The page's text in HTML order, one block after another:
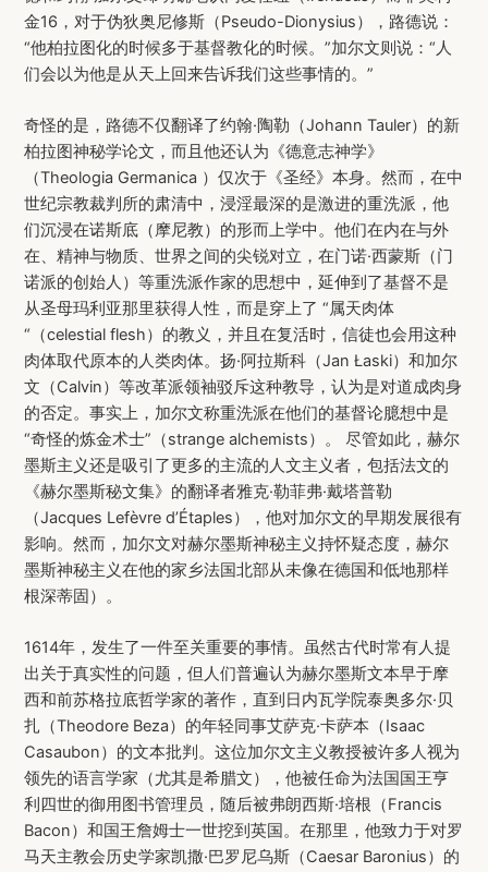
金16，对于伪狄奥尼修斯（Pseudo-Dionysius），路德说：
“他柏拉图化的时候多于基督教化的时候。”加尔文则说：“人
们会以为他是从天上回来告诉我们这些事情的。”
奇怪的是，路德不仅翻译了约翰·陶勒（Johann Tauler）的新
柏拉图神秘学论文，而且他还认为《德意志神学》
（Theologia Germanica ）仅次于《圣经》本身。然而，在中
世纪宗教裁判所的肃清中，浸淫最深的是激进的重洗派，他
们沉浸在诺斯底（摩尼教）的形而上学中。他们在内在与外
在、精神与物质、世界之间的尖锐对立，在门诺·西蒙斯（门
诺派的创始人）等重洗派作家的思想中，延伸到了基督不是
从圣母玛利亚那里获得人性，而是穿上了 “属天肉体
“（celestial flesh）的教义，并且在复活时，信徒也会用这种
肉体取代原本的人类肉体。扬·阿拉斯科（Jan Łaski）和加尔
文（Calvin）等改革派领袖驳斥这种教导，认为是对道成肉身
的否定。事实上，加尔文称重洗派在他们的基督论臆想中是
“奇怪的炼金术士”（strange alchemists）。 尽管如此，赫尔
墨斯主义还是吸引了更多的主流的人文主义者，包括法文的
《赫尔墨斯秘文集》的翻译者雅克·勒菲弗·戴塔普勒
（Jacques Lefèvre d’Étaples），他对加尔文的早期发展很有
影响。然而，加尔文对赫尔墨斯神秘主义持怀疑态度，赫尔
墨斯神秘主义在他的家乡法国北部从未像在德国和低地那样
根深蒂固）。
1614年，发生了一件至关重要的事情。虽然古代时常有人提
出关于真实性的问题，但人们普遍认为赫尔墨斯文本早于摩
西和前苏格拉底哲学家的著作，直到日内瓦学院泰奥多尔·贝
扎（Theodore Beza）的年轻同事艾萨克·卡萨本（Isaac
Casaubon）的文本批判。这位加尔文主义教授被许多人视为
领先的语言学家（尤其是希腊文），他被任命为法国国王亨
利四世的御用图书管理员，随后被弗朗西斯·培根（Francis
Bacon）和国王詹姆士一世挖到英国。在那里，他致力于对罗
马天主教会历史学家凯撒·巴罗尼乌斯（Caesar Baronius）的